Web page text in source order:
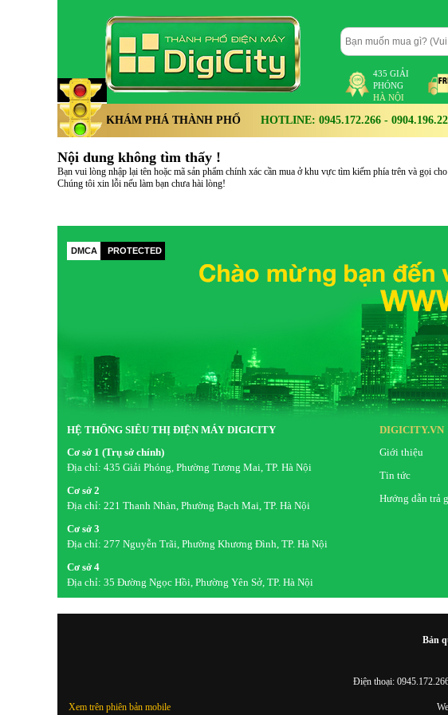
435 GIẢI
PHÓNG
HÀ NỘI
KHÁM PHÁ THÀNH PHỐ HOTLINE: 0945.172.266 -
Nội dung không tìm thấy !
Bạn vui lòng nhập lại tên hoặc mã sản phẩm chính xác cần mua ở khu vực tìm kiếm phía trên và gọi
Chúng tôi xin lỗi nếu làm bạn chưa hài lòng!
DMCA PROTECTED
HỆ THỐNG SIÊU THỊ ĐIỆN MÁY DIGICITY
Cơ sở 1 (Trụ sở chính)
Địa chỉ: 435 Giải Phóng, Phường Tương Mai, TP. Hà Nội
Cơ sở 2
Địa chỉ: 221 Thanh Nhàn, Phường Bạch Mai, TP. Hà Nội
Cơ sở 3
Địa chỉ: 277 Nguyễn Trãi, Phường Khương Đình, TP. Hà Nội
Cơ sở 4
Địa chỉ: 35 Đường Ngọc Hồi, Phường Yên Sở, TP. Hà Nội
DIGICITY.VN
Giới thiệu
Tin tức
Hướng dẫn trả
Bản
Điện thoại:
Xem trên phiên bản mobile